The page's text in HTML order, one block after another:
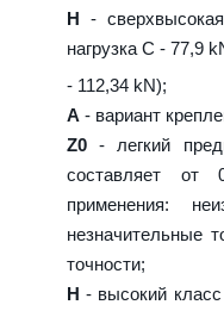
H -
нагрузка C - 77,9
- 112,34 kN);
A - вариант
Z0 - легкий
составляет
применения:
незначительные
точности;
H - высокий